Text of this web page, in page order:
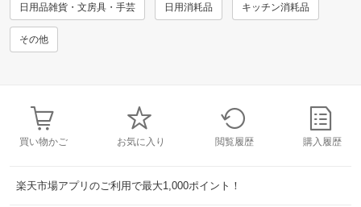
日用品雑貨・文房具・手芸 日用消耗品 キッチン消耗品
その他
買い物かご お気に入り 閲覧履歴 購入履歴
楽天市場アプリのご利用で最大1,000ポイント！